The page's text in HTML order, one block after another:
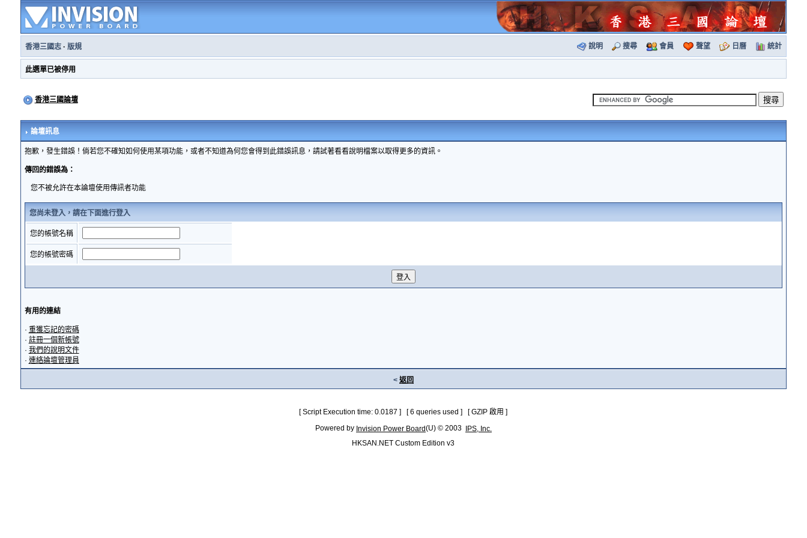
香港三國志· 版規 說明 搜尋 會員 聲望 日曆 統計
此選單已被停用
香港三國論壇
論壇訊息
抱歉，發生錯誤！倘若您不確知如何使用某項功能，或者不知道為何您會得到此錯誤訊息，請試著看看說明檔案以取得更多的資訊。
傳回的錯誤為：
您不被允許在本論壇使用傳訊者功能
您尚未登入，請在下面進行登入
您的帳號名稱
您的帳號密碼
有用的連結
· 重獲忘記的密碼
· 註冊一個新帳號
· 我們的說明文件
· 連絡論壇管理員
< 返回
[ Script Execution time: 0.0187 ] [ 6 queries used ] [ GZIP 啟用 ]
Powered by Invision Power Board(U) © 2003
IPS, Inc.
HKSAN.NET Custom Edition v3